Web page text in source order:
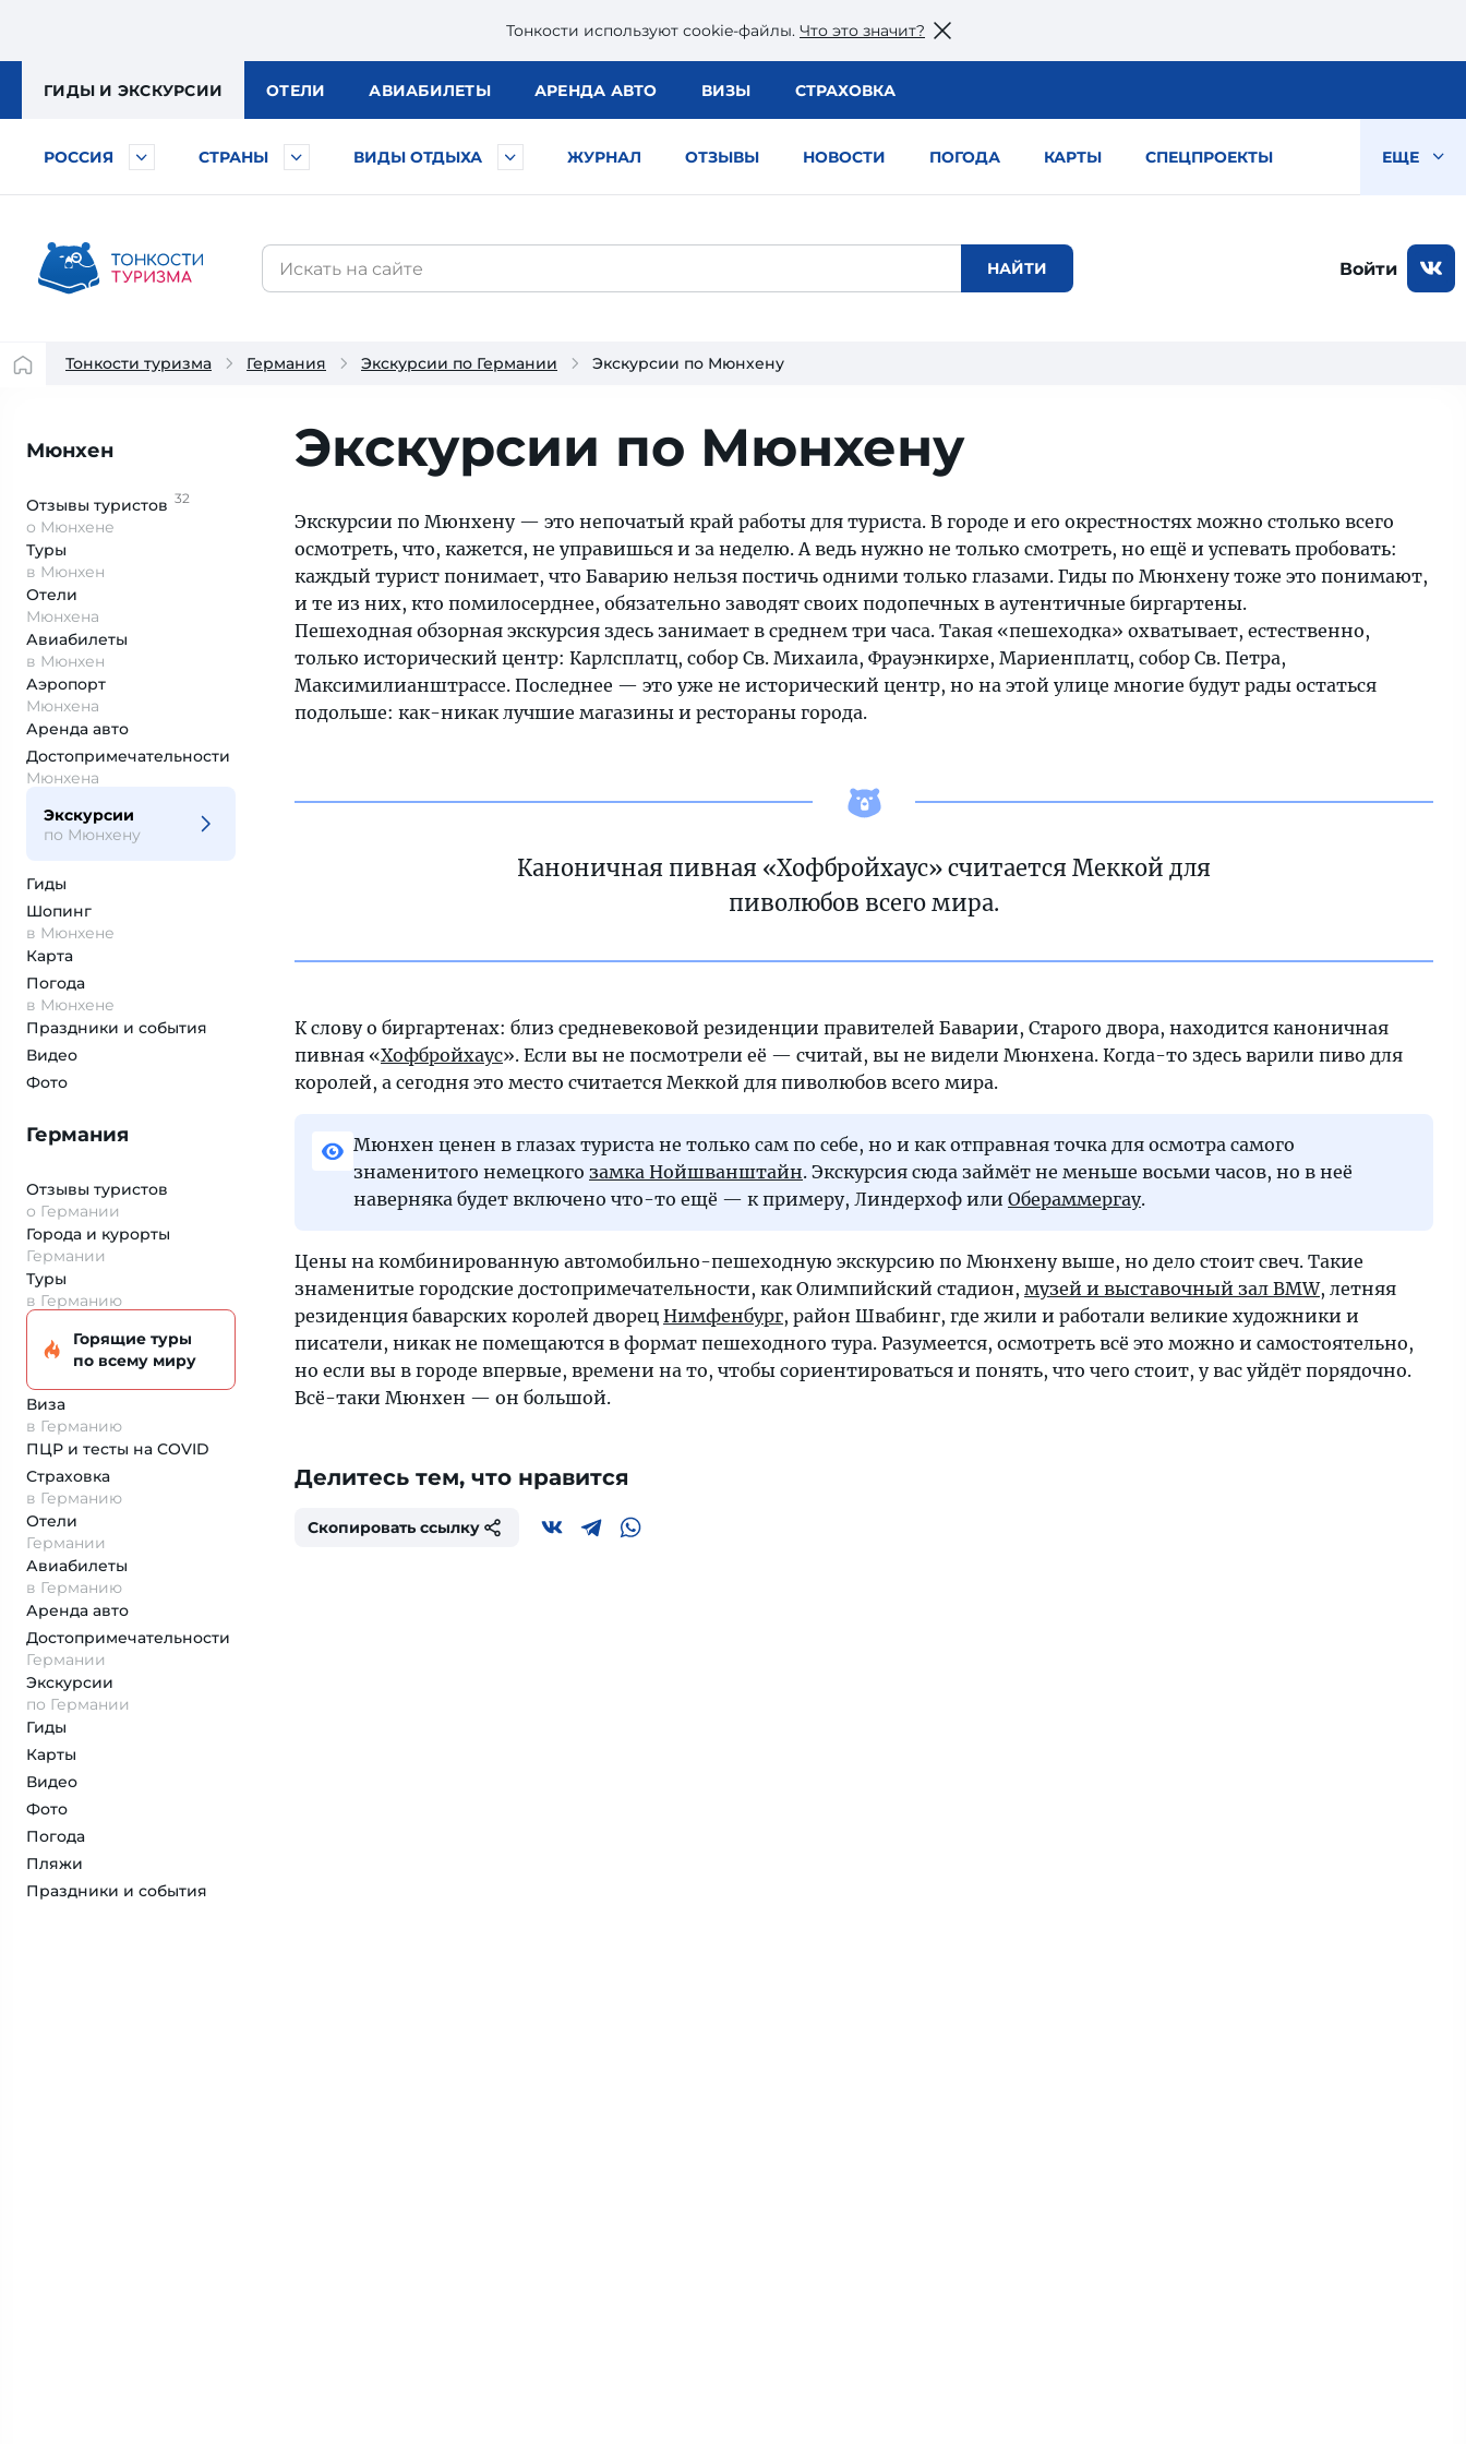
Тонкости используют сookie-файлы. Что это значит?
ГИДЫ И ЭКСКУРСИИ ОТЕЛИ АВИАБИЛЕТЫ АРЕНДА АВТО ВИЗЫ СТРАХОВКА
РОССИЯ СТРАНЫ ВИДЫ ОТДЫХА ЖУРНАЛ ОТЗЫВЫ НОВОСТИ ПОГОДА КАРТЫ СПЕЦПРОЕКТЫ ЕЩЕ
Войти
Тонкости туризма Германия Экскурсии по Германии Экскурсии по Мюнхену
Мюнхен
Отзывы туристов 32
о Мюнхене
Туры
в Мюнхен
Отели
Мюнхена
Авиабилеты
в Мюнхен
Аэропорт
Мюнхена
Аренда авто
Достопримеча­тельности
Мюнхена
Экскурсии
по Мюнхену
Гиды
Шопинг
в Мюнхене
Карта
Погода
в Мюнхене
Праздники и события
Видео
Фото
Германия
Отзывы туристов
о Германии
Города и курорты
Германии
Туры
в Германию
Горящие туры
по всему миру
Виза
в Германию
ПЦР и тесты на COVID
Страховка
в Германию
Отели
Германии
Авиабилеты
в Германию
Аренда авто
Достопримеча­тельности
Германии
Экскурсии
по Германии
Гиды
Карты
Видео
Фото
Погода
Пляжи
Праздники и события
Экскурсии по Мюнхену
Экскурсии по Мюнхену — это непочатый край работы для туриста. В городе и его окрестностях можно столько всего
осмотреть, что, кажется, не управишься и за неделю. А ведь нужно не только смотреть, но ещё и успевать пробовать:
каждый турист понимает, что Баварию нельзя постичь одними только глазами. Гиды по Мюнхену тоже это понимают,
и те из них, кто помилосерднее, обязательно заводят своих подопечных в аутентичные биргартены.
Пешеходная обзорная экскурсия здесь занимает в среднем три часа. Такая «пешеходка» охватывает, естественно,
только исторический центр: Карлсплатц, собор Св. Михаила, Фрауэнкирхе, Мариенплатц, собор Св. Петра,
Максимилианштрассе. Последнее — это уже не исторический центр, но на этой улице многие будут рады остаться
подольше: как-никак лучшие магазины и рестораны города.
Каноничная пивная «Хофбройхаус» считается Меккой для
пиволюбов всего мира.
К слову о биргартенах: близ средневековой резиденции правителей Баварии, Старого двора, находится каноничная
пивная «Хофбройхаус». Если вы не посмотрели её — считай, вы не видели Мюнхена. Когда-то здесь варили пиво для
королей, а сегодня это место считается Меккой для пиволюбов всего мира.
Мюнхен ценен в глазах туриста не только сам по себе, но и как отправная точка для осмотра самого
знаменитого немецкого замка Нойшванштайн. Экскурсия сюда займёт не меньше восьми часов, но в неё
наверняка будет включено что-то ещё — к примеру, Линдерхоф или Обераммергау.
Цены на комбинированную автомобильно-пешеходную экскурсию по Мюнхену выше, но дело стоит свеч. Такие
знаменитые городские достопримечательности, как Олимпийский стадион, музей и выставочный зал BMW, летняя
резиденция баварских королей дворец Нимфенбург, район Швабинг, где жили и работали великие художники и
писатели, никак не помещаются в формат пешеходного тура. Разумеется, осмотреть всё это можно и самостоятельно,
но если вы в городе впервые, времени на то, чтобы сориентироваться и понять, что чего стоит, у вас уйдёт порядочно.
Всё-таки Мюнхен — он большой.
Делитесь тем, что нравится
Скопировать ссылку